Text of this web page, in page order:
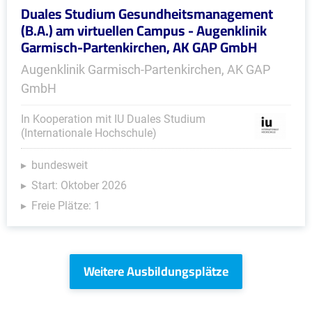
Duales Studium Gesundheitsmanagement
(B.A.) am virtuellen Campus - Augenklinik
Garmisch-Partenkirchen, AK GAP GmbH
Augenklinik Garmisch-Partenkirchen, AK GAP
GmbH
In Kooperation mit IU Duales Studium
(Internationale Hochschule)
bundesweit
Start: Oktober 2026
Freie Plätze: 1
Weitere Ausbildungsplätze